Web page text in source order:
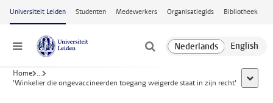
Ga naar hoofdinhoud
Universiteit Leiden Studenten Medewerkers Organisatiegids Bibliotheek
Menu
Home ...
'Winkelier die ongevaccineerden toegang weigerde staat in zijn recht'
toon